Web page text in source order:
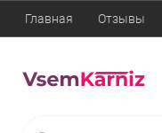
Главная Отзывы